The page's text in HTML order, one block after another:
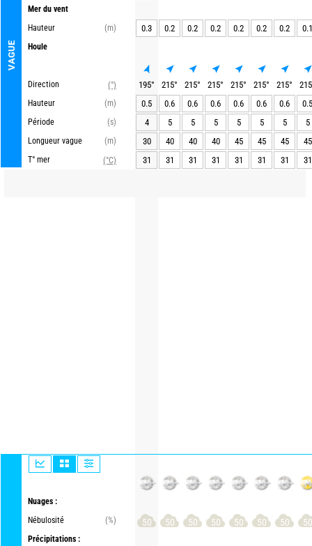
VAGUE
Mer du vent
Hauteur
(m)
Houle
Direction
(°)
Hauteur
(m)
Période
(s)
Longueur vague
(m)
T° mer
(°C)
Nuages :
Nébulosité
(%)
Précipitations :
0.3 0.2 0.2 0.2 0.2 0.2 0.2 0.1
195° 215° 215° 215° 215° 215° 215°
215
0.5
0.6 0.6 0.6 0.6 0.6 0.6
0.5
4
5 5 5 5 5 5
5
30
40 40 40 45 45 45
45
31
31 31 31 31 31 31 31
50 50 50 50 50 50 50 50